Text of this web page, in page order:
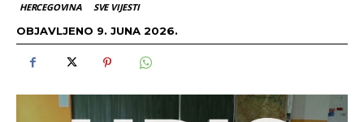
HERCEGOVINA SVE VIJESTI
OBJAVLJENO 9. JUNA 2026.